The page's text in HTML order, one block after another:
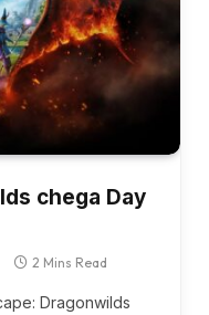
chega Day
2 Mins Read
Dragonwilds